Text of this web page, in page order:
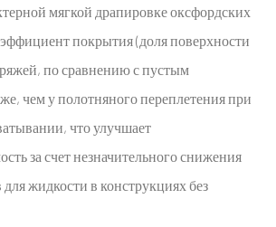
мягкой драпировке оксфордских
покрытия (доля поверхности
по сравнению с пустым
чем у полотняного переплетения при
что улучшает
за счет незначительного снижения
жидкости в конструкциях без